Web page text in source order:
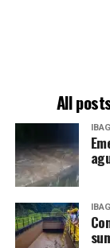
All